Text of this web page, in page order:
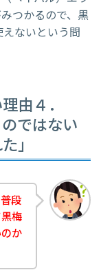
つかるので、黒
ないという問
由４．
ではない
」
段
梅
か